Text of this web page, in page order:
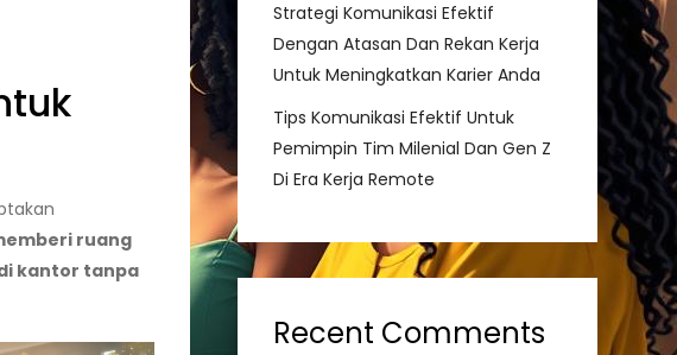
ruang
kantor tanpa
Strategi Komunikasi Efektif
Dengan Atasan Dan Rekan Kerja
Untuk Meningkatkan Karier Anda
Tips Komunikasi Efektif Untuk
Pemimpin Tim Milenial Dan Gen Z
Di Era Kerja Remote
Recent Comments